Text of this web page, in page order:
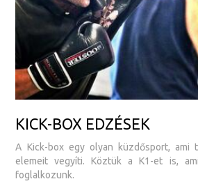
KICK-BOX EDZÉSEK
A Kick-box egy olyan küzdősport, ami
elemeit vegyíti. Köztük a K1-et is,
foglalkozunk.